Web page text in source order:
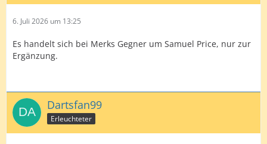
6. Juli 2026 um 13:25
Es handelt sich bei Merks Gegner um Samuel Price, nur zur
Ergänzung.
Dartsfan99
Erleuchteter